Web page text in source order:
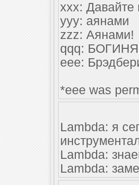
xxx: Давайте
yyy: аянами
zzz: Аянами!
qqq:
eee:
*eee was
Lambda: я
Lambda:
Lambda: